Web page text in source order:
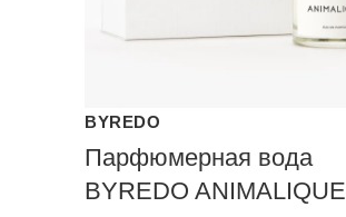
BYREDO
Парфюмерная вода
BYREDO ANIMALIQUE